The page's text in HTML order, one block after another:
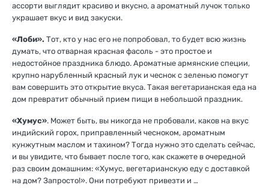
ассорти выглядит красиво и вкусно, а ароматный лучок только
украшает вкус и вид закуски.
«Лоби». Тот, кто у нас его не попробовал, то будет всю жизнь
думать, что отварная красная фасоль - это простое и
недостойное праздника блюдо. Ароматные армянские специи,
крупно нарубленный красный лук и чеснок с зеленью помогут
вам совершить это открытие вкуса. Такая вегетарианская еда на
дом превратит обычный прием пищи в небольшой праздник.
«Хумус». Может быть, вы никогда не пробовали, каков на вкус
индийский горох, приправленный чесноком, ароматным
кунжутным маслом и тахином? Тогда нужно это сделать сейчас,
и вы увидите, что бывает после того, как скажете в очередной
раз своим домашним: «Хумус, вегетарианскую еду с доставкой
на дом? Запросто!». Они потребуют привезти и …